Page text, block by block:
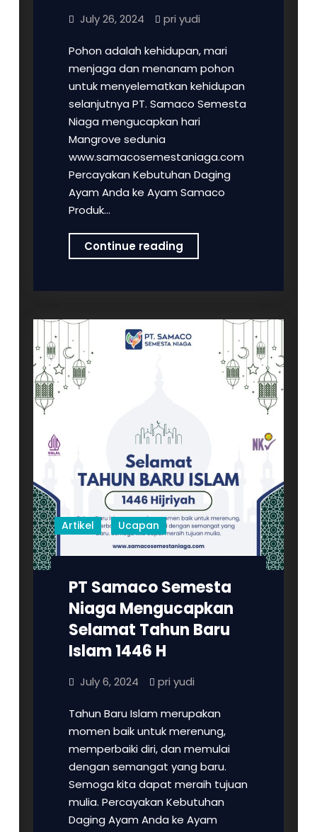
July 26, 2024 pri yudi
Pohon adalah kehidupan, mari
menjaga dan menanam pohon
untuk menyelematkan kehidupan
selanjutnya PT. Samaco Semesta
Niaga mengucapkan hari
Mangrove sedunia
www.samacosemestaniaga.com
Percayakan Kebutuhan Daging
Ayam Anda ke Ayam Samaco
Produk…
Continue readingPT
Samaco
Mengucapkan
Selamat
Hari
Mangrove
Sedunia
Artikel Ucapan
PT Samaco Semesta
Niaga Mengucapkan
Selamat Tahun Baru
Islam 1446 H
July 6, 2024 pri yudi
Tahun Baru Islam merupakan
momen baik untuk merenung,
memperbaiki diri, dan memulai
dengan semangat yang baru.
Semoga kita dapat meraih tujuan
mulia. Percayakan Kebutuhan
Daging Ayam Anda ke Ayam